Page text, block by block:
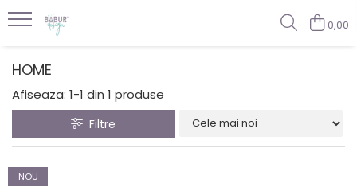
0,00
HOME
Afiseaza: 1-1 din 1 produse
Filtre
NOU